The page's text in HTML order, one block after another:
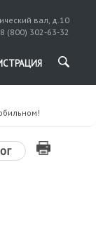
вал, д.10
8 (800) 302-63-32